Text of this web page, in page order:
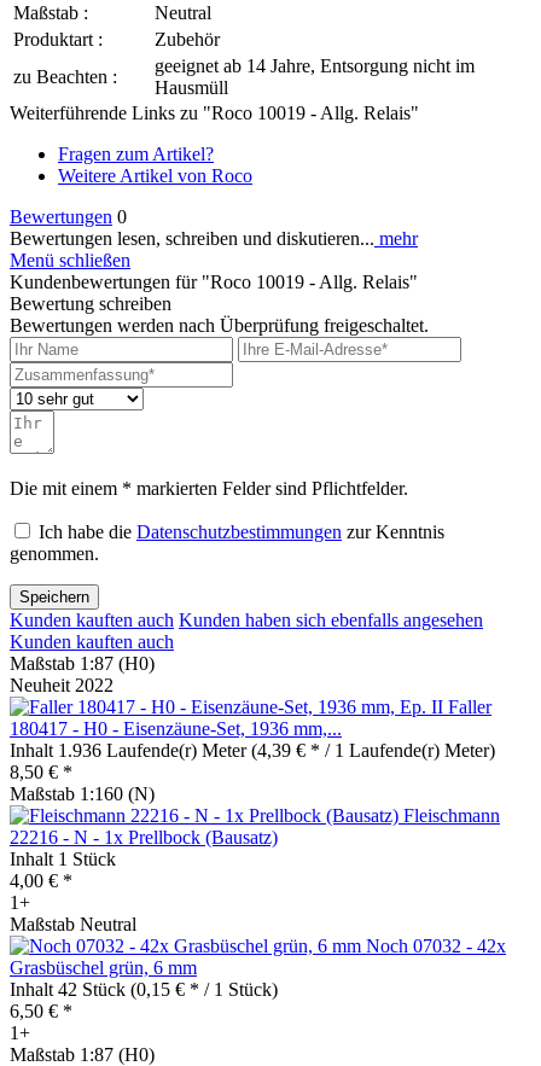
Maßstab :
Neutral
Produktart :
Zubehör
zu Beachten :
geeignet ab 14 Jahre, Entsorgung nicht im
Hausmüll
Weiterführende Links zu "Roco 10019 - Allg. Relais"
Fragen zum Artikel?
Weitere Artikel von Roco
Bewertungen 0
Bewertungen lesen, schreiben und diskutieren... mehr
Menü schließen
Kundenbewertungen für "Roco 10019 - Allg. Relais"
Bewertung schreiben
Bewertungen werden nach Überprüfung freigeschaltet.
Die mit einem * markierten Felder sind Pflichtfelder.
Ich habe die Datenschutzbestimmungen zur Kenntnis
genommen.
Speichern
Kunden kauften auch Kunden haben sich ebenfalls angesehen
Kunden kauften auch
Maßstab 1:87 (H0)
Neuheit 2022
Faller
180417 - H0 - Eisenzäune-Set, 1936 mm,...
Inhalt 1.936 Laufende(r) Meter(4,39 € * / 1 Laufende(r) Meter)
8,50 € *
Maßstab 1:160 (N)
Fleischmann
22216 - N - 1x Prellbock (Bausatz)
Inhalt 1 Stück
4,00 € *
1+
Maßstab Neutral
Noch 07032 - 42x
Grasbüschel grün, 6 mm
Inhalt 42 Stück (0,15 € * / 1 Stück)
6,50 € *
1+
Maßstab 1:87 (H0)